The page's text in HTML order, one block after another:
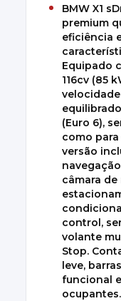
BMW X1
premium
eficiência
Equipado
116cv (85
(Euro 6),
como
versão
câmara
control,
volante
Stop.
leve,
funcional